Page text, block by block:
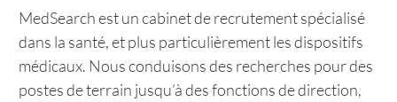
MedSearch est un cabinet de recrutement spécialisé
dans la santé, et plus particulièrement les dispositifs
médicaux. Nous conduisons des recherches pour des
postes de terrain jusqu’à des fonctions de direction,